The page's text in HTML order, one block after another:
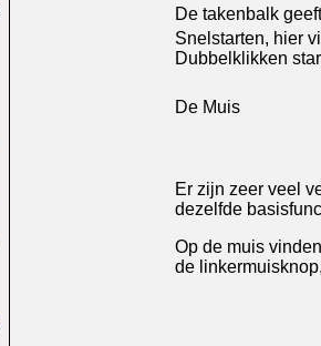
De takenbalk
Snelstarten, hier
Dubbelklikken
De Muis
Er zijn zeer veel
dezelfde
Op de muis
de